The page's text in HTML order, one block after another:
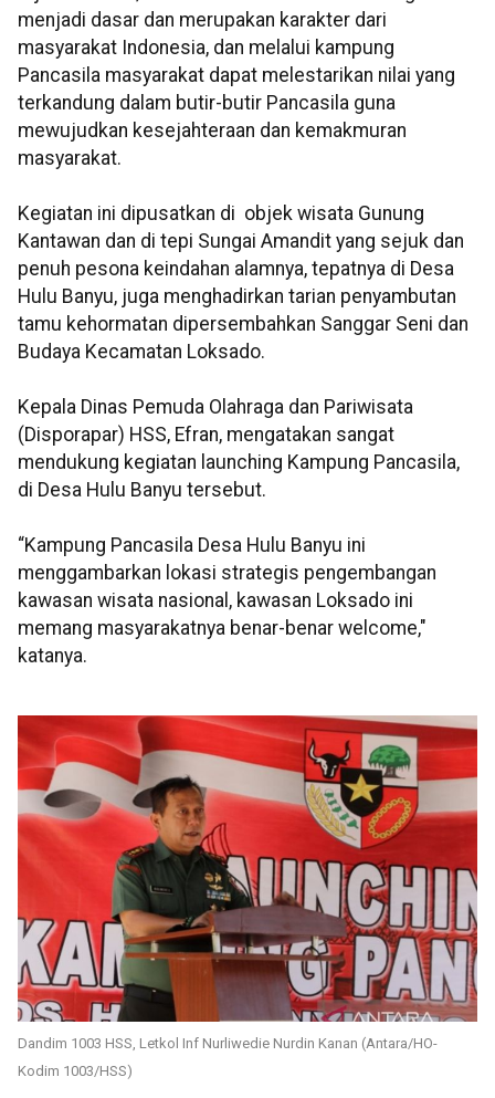
menjadi dasar dan merupakan karakter dari
masyarakat Indonesia, dan melalui kampung
Pancasila masyarakat dapat melestarikan nilai yang
terkandung dalam butir-butir Pancasila guna
mewujudkan kesejahteraan dan kemakmuran
masyarakat.
Kegiatan ini dipusatkan di objek wisata Gunung
Kantawan dan di tepi Sungai Amandit yang sejuk dan
penuh pesona keindahan alamnya, tepatnya di Desa
Hulu Banyu, juga menghadirkan tarian penyambutan
tamu kehormatan dipersembahkan Sanggar Seni dan
Budaya Kecamatan Loksado.
Kepala Dinas Pemuda Olahraga dan Pariwisata
(Disporapar) HSS, Efran, mengatakan sangat
mendukung kegiatan launching Kampung Pancasila,
di Desa Hulu Banyu tersebut.
“Kampung Pancasila Desa Hulu Banyu ini
menggambarkan lokasi strategis pengembangan
kawasan wisata nasional, kawasan Loksado ini
memang masyarakatnya benar-benar welcome,"
katanya.
Dandim 1003 HSS, Letkol Inf Nurliwedie Nurdin Kanan (Antara/HO-
Kodim 1003/HSS)